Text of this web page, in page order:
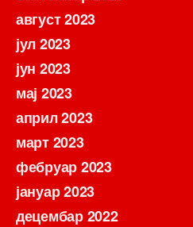
август 2023
јул 2023
јун 2023
мај 2023
април 2023
март 2023
фебруар 2023
јануар 2023
децембар 2022